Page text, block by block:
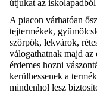
útjukat az
A piacon várhatóan
tejtermékek,
szörpök, lekvárok,
válogathatnak majd
érdemes hozni
kerülhessenek a
mindenhol lesz